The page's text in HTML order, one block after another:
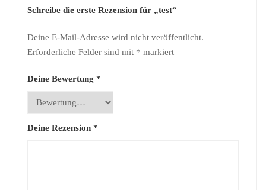
Schreibe die erste Rezension für „test“
Deine E-Mail-Adresse wird nicht veröffentlicht.
Erforderliche Felder sind mit * markiert
Deine Bewertung *
Deine Rezension *